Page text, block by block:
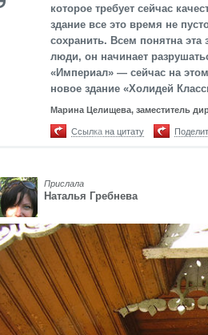
которое требует сейчас
здание все это время не
сохранить. Всем понятна
люди, он начинает
«Империал» — сейчас на
новое здание «Холидей
Марина Целищева, заместитель
Ссылка на цитату
Прислала
Наталья Гребнева